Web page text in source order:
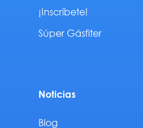
¡Inscríbete!
Súper Gásfiter
Noticias
Blog